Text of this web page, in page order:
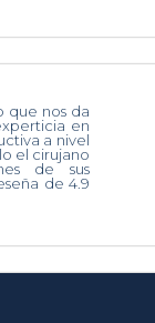
que nos da
en
a nivel
el cirujano
de sus
de 4.9